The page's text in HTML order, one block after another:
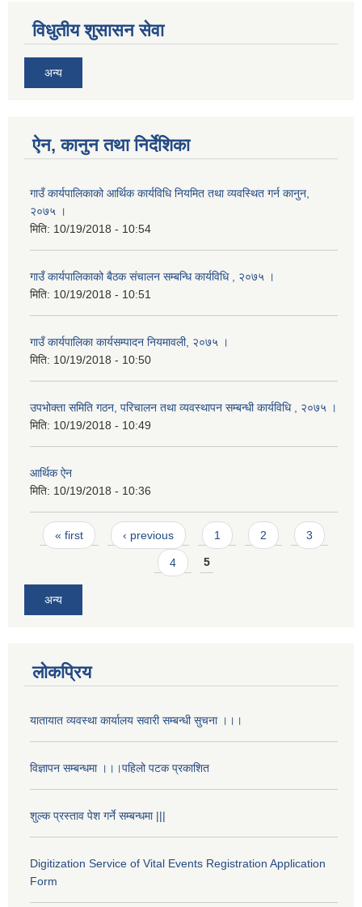
विधुतीय शुसासन सेवा
अन्य
ऐन, कानुन तथा निर्देशिका
गाउँ कार्यपालिकाको आर्थिक कार्यविधि नियमित तथा व्यवस्थित गर्न कानुन,
२०७५ ।
मिति: 10/19/2018 - 10:54
गाउँ कार्यपालिकाको बैठक संचालन सम्बन्धि कार्यविधि , २०७५ ।
मिति: 10/19/2018 - 10:51
गाउँ कार्यपालिका कार्यसम्पादन नियमावली, २०७५ ।
मिति: 10/19/2018 - 10:50
उपभोक्ता समिति गठन, परिचालन तथा व्यवस्थापन सम्बन्धी कार्यविधि , २०७५ ।
मिति: 10/19/2018 - 10:49
आर्थिक ऐन
मिति: 10/19/2018 - 10:36
Pages
« first ‹ previous 1 2 3
4 5
अन्य
लोकप्रिय
यातायात व्यवस्था कार्यालय सवारी सम्बन्धी सुचना ।।।
विज्ञापन सम्बन्धमा ।।।पहिलो पटक प्रकाशित
शुल्क प्रस्ताव पेश गर्ने सम्बन्धमा |||
Digitization Service of Vital Events Registration Application
Form